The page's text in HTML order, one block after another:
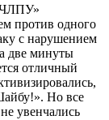
против одного
с нарушением
две минуты
отличный
Но все
увенчались